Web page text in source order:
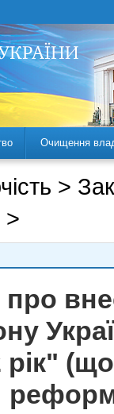
Очищення
>
>
рік"